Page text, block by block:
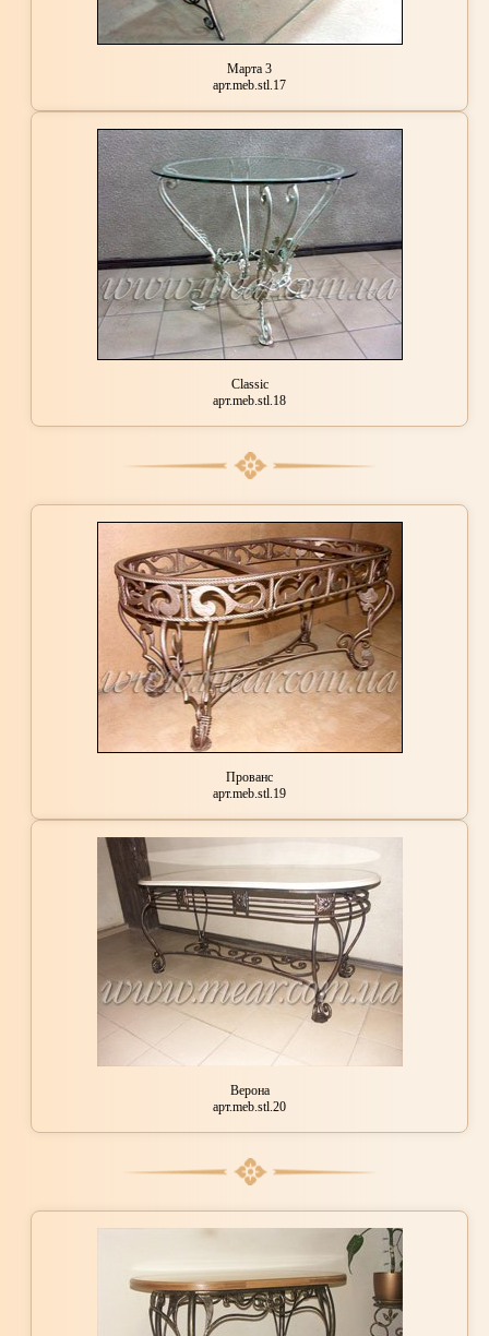
Марта 3
арт.meb.stl.17
Classic
арт.meb.stl.18
Прованс
арт.meb.stl.19
Верона
арт.meb.stl.20